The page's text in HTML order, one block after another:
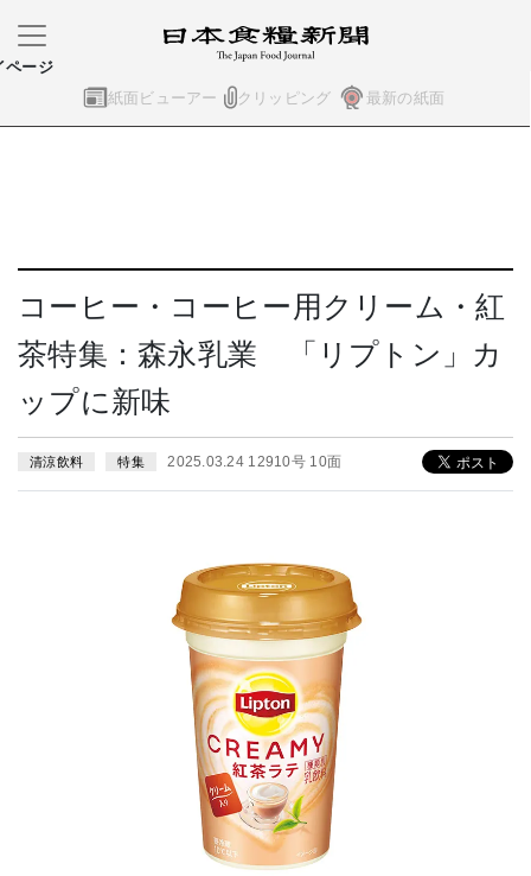
紙面ビューアー クリッピング 最新の紙面
ページ
コーヒー・コーヒー用クリーム・紅
茶特集：森永乳業 「リプトン」カ
ップに新味
清涼飲料 特集 2025.03.24 12910号 10面